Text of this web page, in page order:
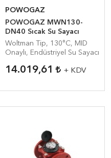
POWOGAZ
POWOGAZ MWN130-
DN40 Sıcak Su Sayacı
Woltman Tip, 130°C, MID
Onaylı, Endüstriyel Su Sayacı
14.019,61 + KDV